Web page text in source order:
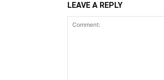
LEAVE A REPLY